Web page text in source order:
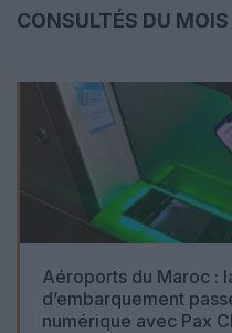
CONSULTÉS DU MOIS
Aéroports du Maroc :
d’embarquement
numérique avec Pax